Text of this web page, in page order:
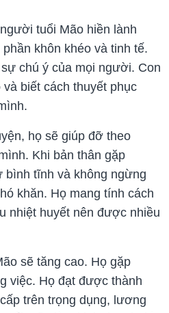
tuổi Mão hiền lành
khôn khéo và tinh tế.
chú ý của mọi người. Con
biết cách thuyết phục
họ sẽ giúp đỡ theo
Khi bản thân gặp
tĩnh và không ngừng
khăn. Họ mang tính cách
nhiệt huyết nên được nhiều
sẽ tăng cao. Họ gặp
việc. Họ đạt được thành
trên trọng dụng, lương